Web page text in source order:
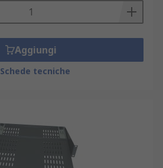
Aggiungi
Schede tecniche